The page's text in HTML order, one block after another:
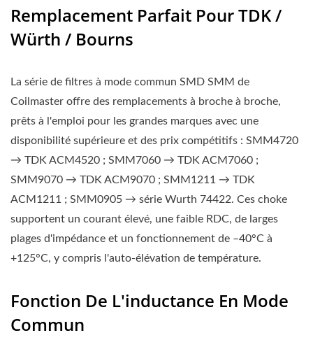
Remplacement Parfait Pour TDK /
Würth / Bourns
La série de filtres à mode commun SMD SMM de
Coilmaster offre des remplacements à broche à broche,
prêts à l'emploi pour les grandes marques avec une
disponibilité supérieure et des prix compétitifs : SMM4720
→ TDK ACM4520 ; SMM7060 → TDK ACM7060 ;
SMM9070 → TDK ACM9070 ; SMM1211 → TDK
ACM1211 ; SMM0905 → série Wurth 74422. Ces choke
supportent un courant élevé, une faible RDC, de larges
plages d'impédance et un fonctionnement de –40°C à
+125°C, y compris l'auto-élévation de température.
Fonction De L'inductance En Mode
Commun